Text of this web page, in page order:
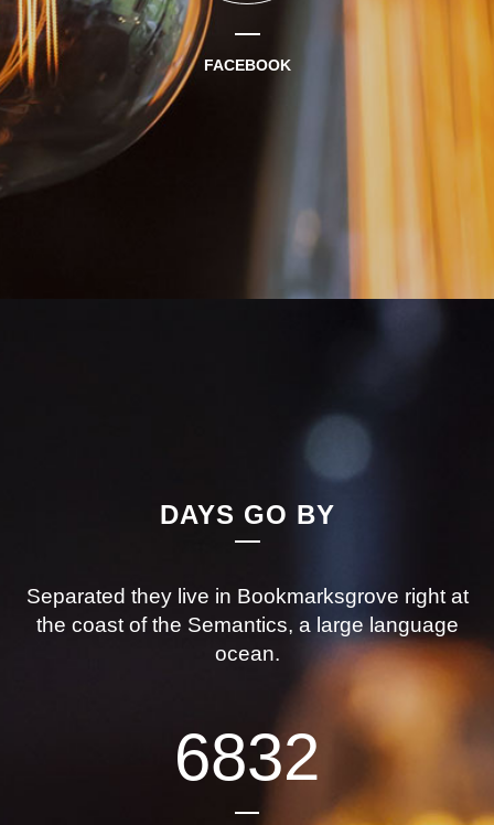
FACEBOOK
DAYS GO BY
Separated they live in Bookmarksgrove right at
the coast of the Semantics, a large language
ocean.
6832